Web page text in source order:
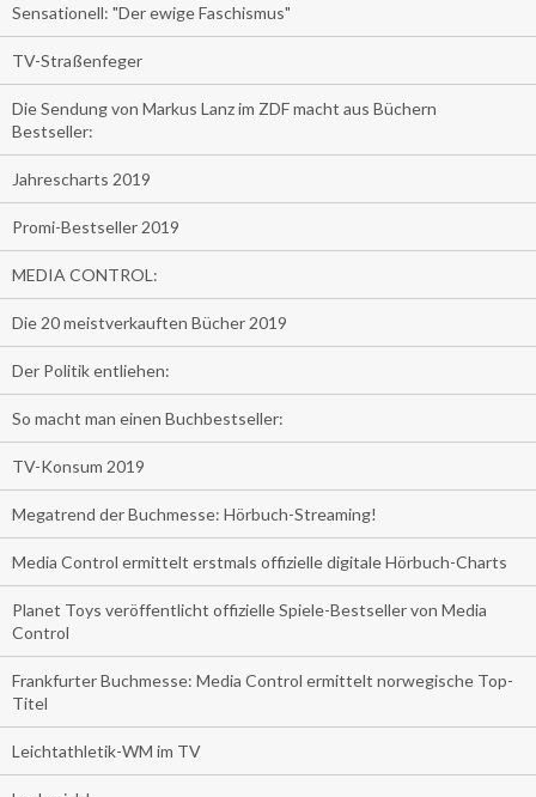
Sensationell: "Der ewige Faschismus"
TV-Straßenfeger
Die Sendung von Markus Lanz im ZDF macht aus Büchern
Bestseller:
Jahrescharts 2019
Promi-Bestseller 2019
MEDIA CONTROL:
Die 20 meistverkauften Bücher 2019
Der Politik entliehen:
So macht man einen Buchbestseller:
TV-Konsum 2019
Megatrend der Buchmesse: Hörbuch-Streaming!
Media Control ermittelt erstmals offizielle digitale Hörbuch-Charts
Planet Toys veröffentlicht offizielle Spiele-Bestseller von Media
Control
Frankfurter Buchmesse: Media Control ermittelt norwegische Top-
Titel
Leichtathletik-WM im TV